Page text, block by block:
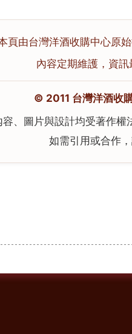
頁由台灣洋酒收購中心原
內容定期維護，資
© 2011 台灣洋酒收
、圖片與設計均受著作
如需引用或合作